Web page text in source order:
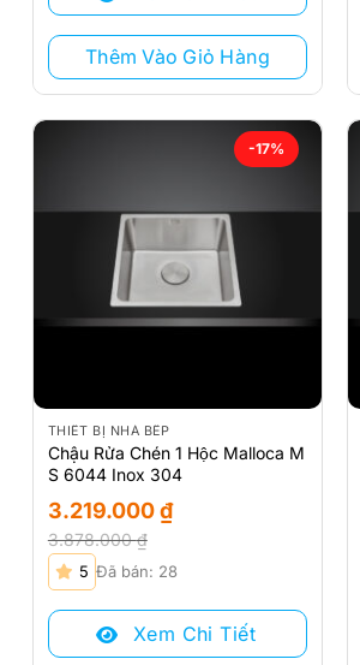
Thêm Vào Giỏ Hàng
-17%
THIẾT BỊ NHÀ BẾP
Chậu Rửa Chén 1 Hộc Malloca M
S 6044 Inox 304
3.878.000₫
Giá
gốc
là:
3.878.000 ₫.
3.219.000₫
Giá
hiện
tại
5 Đã bán: 28
Xem Chi Tiết